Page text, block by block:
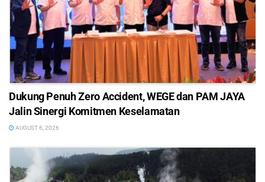
Dukung Penuh Zero Accident, WEGE dan PAM JAYA
Jalin Sinergi Komitmen Keselamatan
AUGUST 6, 2026